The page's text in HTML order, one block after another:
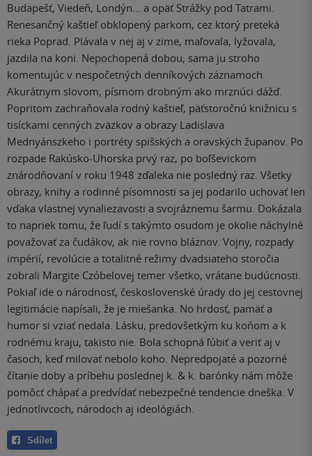
Budapešť, Viedeň, Londýn... a opäť Strážky pod Tatrami.
Renesančný kaštieľ obklopený parkom, cez ktorý preteká
rieka Poprad. Plávala v nej aj v zime, maľovala, lyžovala,
jazdila na koni. Nepochopená dobou, sama ju stroho
komentujúc v nespočetných denníkových záznamoch.
Akurátnym slovom, písmom drobným ako mrznúci dážď.
Popritom zachraňovala rodný kaštieľ, päťstoročnú knižnicu s
tisíckami cenných zväzkov a obrazy Ladislava
Mednyánszkeho i portréty spišských a oravských županov. Po
rozpade Rakúsko-Uhorska prvý raz, po boľševickom
znárodňovaní v roku 1948 zďaleka nie posledný raz. Všetky
obrazy, knihy a rodinné písomnosti sa jej podarilo uchovať len
vďaka vlastnej vynaliezavosti a svojráznemu šarmu. Dokázala
to napriek tomu, že ľudí s takýmto osudom je okolie náchylné
považovať za čudákov, ak nie rovno bláznov. Vojny, rozpady
impérií, revolúcie a totalitné režimy dvadsiateho storočia
zobrali Margite Czóbelovej temer všetko, vrátane budúcnosti.
Pokiaľ ide o národnosť, československé úrady do jej cestovnej
legitimácie napísali, že je miešanka. No hrdosť, pamäť a
humor si vziať nedala. Lásku, predovšetkým ku koňom a k
rodnému kraju, takisto nie. Bola schopná ľúbiť a veriť aj v
časoch, keď milovať nebolo koho. Nepredpojaté a pozorné
čítanie doby a príbehu poslednej k. & k. barónky nám môže
pomôcť chápať a predvídať nebezpečné tendencie dneška. V
jednotlivcoch, národoch aj ideológiách.
Sdílet